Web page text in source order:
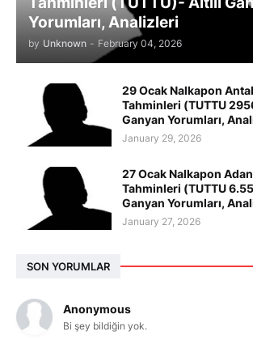
Yorumları, Analizleri
by Unknown - February 04, 2026
29 Ocak Nalkapon
Tahminleri (TUTTU
Ganyan Yorumları,
January 29, 2026
27 Ocak Nalkapon
Tahminleri (TUTTU
Ganyan Yorumları,
January 27, 2026
SON YORUMLAR
Anonymous
Bi şey bildiğin yok.